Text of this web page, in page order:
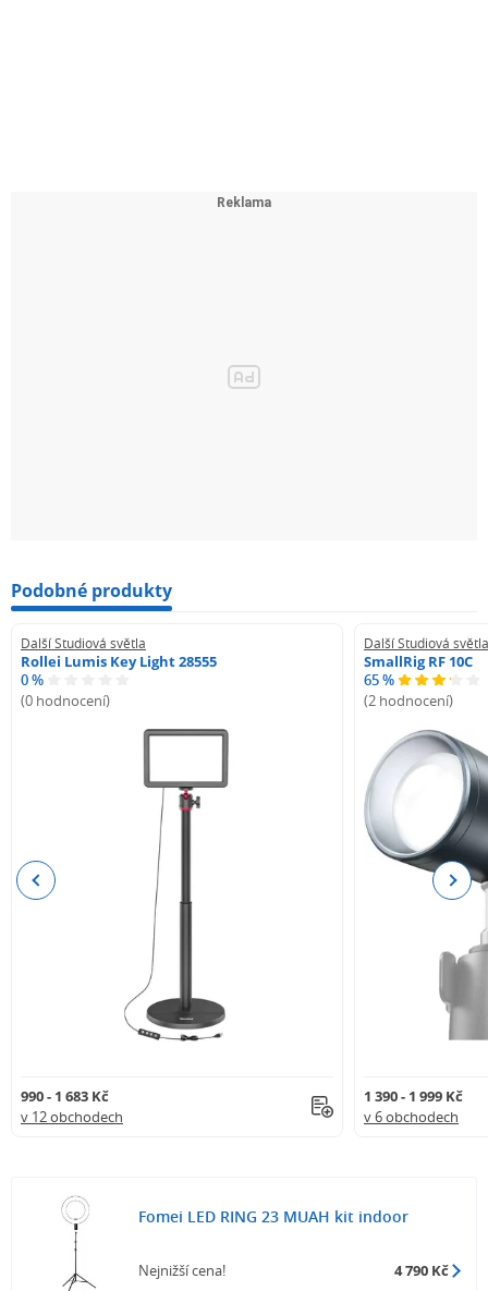
Podobné produkty
Další Studiová světla
Rollei Lumis Key Light 28555
0 %
(0 hodnocení)
990 - 1 683 Kč
v 12 obchodech
Další Studiová světla
SmallRig RF 10C
65 %
(2 hodnocení)
1 390 - 1 999 Kč
v 6 obchodech
Previous Next
Fomei LED RING 23 MUAH kit indoor
Nejnižší cena! 4 790 Kč